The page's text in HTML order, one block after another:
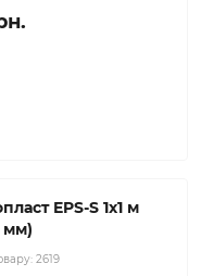
EPS-S 1x1 м
мм)
2619